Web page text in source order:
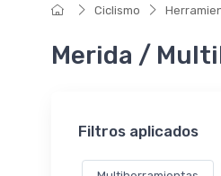
Ciclismo
Merida /
Filtros aplicados